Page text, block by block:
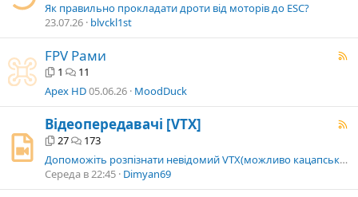
Як правильно прокладати дроти від моторів до ESC?
23.07.26 blvckl1st
FPV Рами
1
11
Apex HD05.06.26 MoodDuck
Відеопередавачі [VTX]
27
173
Допоможіть розпізнати невідомий VTX(можливо кацапський)
Середа в 22:45 Dimyan69